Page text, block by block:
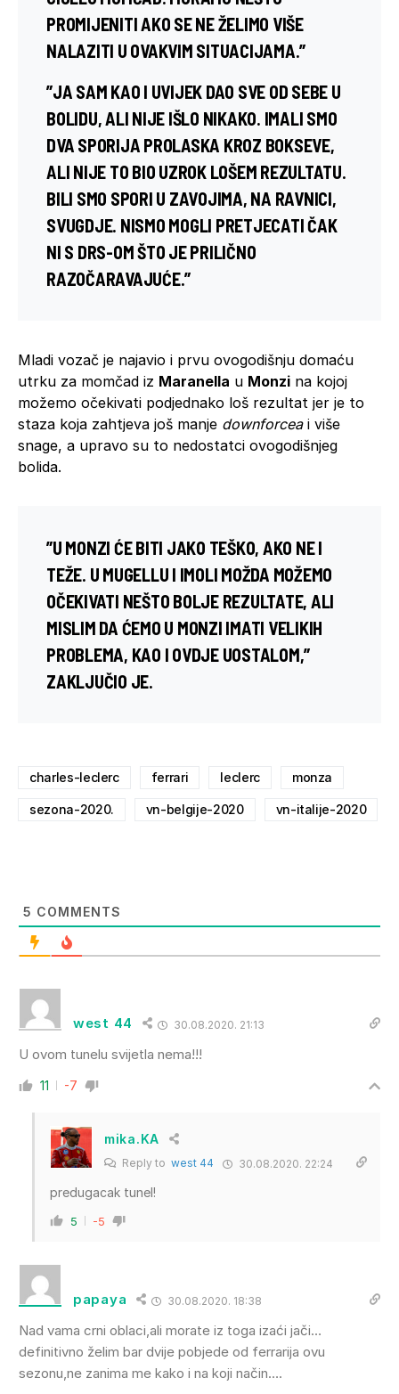
PROMIJENITI AKO SE NE ŽELIMO VIŠE
NALAZITI U OVAKVIM SITUACIJAMA.”
”JA SAM KAO I UVIJEK DAO SVE OD SEBE U
BOLIDU, ALI NIJE IŠLO NIKAKO. IMALI SMO
DVA SPORIJA PROLASKA KROZ BOKSEVE,
ALI NIJE TO BIO UZROK LOŠEM REZULTATU.
BILI SMO SPORI U ZAVOJIMA, NA RAVNICI,
SVUGDJE. NISMO MOGLI PRETJECATI ČAK
NI S DRS-OM ŠTO JE PRILIČNO
RAZOČARAVAJUĆE.”
Mladi vozač je najavio i prvu ovogodišnju domaću
utrku za momčad iz Maranella u Monzi na kojoj
možemo očekivati podjednako loš rezultat jer je to
staza koja zahtjeva još manje downforceai više
snage, a upravo su to nedostatci ovogodišnjeg
bolida.
”U MONZI ĆE BITI JAKO TEŠKO, AKO NE I
TEŽE. U MUGELLU I IMOLI MOŽDA MOŽEMO
OČEKIVATI NEŠTO BOLJE REZULTATE, ALI
MISLIM DA ĆEMO U MONZI IMATI VELIKIH
PROBLEMA, KAO I OVDJE UOSTALOM,”
ZAKLJUČIO JE.
charles-leclerc ferrari leclerc monza
sezona-2020. vn-belgije-2020 vn-italije-2020
5 COMMENTS
west 44 30.08.2020. 21:13
U ovom tunelu svijetla nema!!!
11 -7
mika.KA
Reply to west 44 30.08.2020. 22:24
predugacak tunel!
5 -5
papaya 30.08.2020. 18:38
Nad vama crni oblaci,ali morate iz toga izaći jači…
definitivno želim bar dvije pobjede od ferrarija ovu
sezonu,ne zanima me kako i na koji način….